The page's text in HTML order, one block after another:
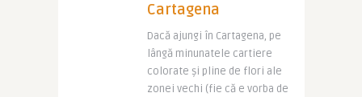
Cartagena
Dacă ajungi în Cartagena, pe
lângă minunatele cartiere
colorate și pline de flori ale
zonei vechi (fie că e vorba de